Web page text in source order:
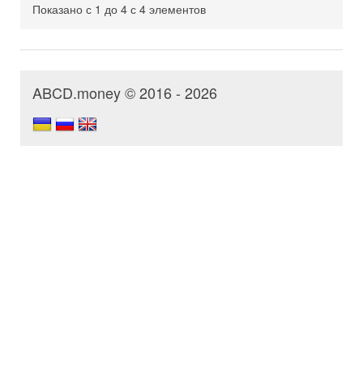
Показано с 1 до 4 с 4 элементов
ABCD.money © 2016 - 2026